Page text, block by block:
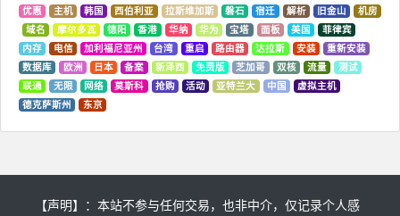
优惠 主机 韩国 西伯利亚 拉斯维加斯 磐石 宿迁 解析 旧金山
机房
域名
摩尔多瓦 德阳 香港 华纳 华为 宝塔 面板 美国
菲律宾
内存
电信 加利福尼亚州 台湾 重启 路由器 达拉斯 安装
重新安装
数据库
欧洲 日本 备案 新泽西 免费版 芝加哥 双核 流量
测试
联通
无限 网络 莫斯科 抢购 活动 亚特兰大 中国
虚拟主机
德克萨斯州
东京
【声明】：本站不参与任何交易，也非中介，仅记录个人感